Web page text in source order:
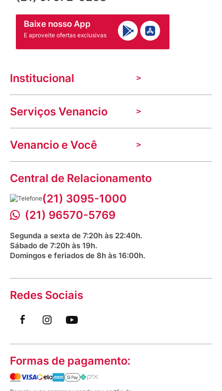
Baixe nosso App
E aproveite ofertas exclusivas
Institucional
A Venancio
Trabalhe Conosco
Nossas lojas
Indique seu imóvel
Aniversário Venancio 2025
Serviços Venancio
Troca e devolução
Mecânica de promoções
Dúvidas frequentes
Prazos e entregas
Bioimpedância Gratuita
Venancio e Você
VClube - Programa de fidelidade
Fale com o farmacêutico
Fale conosco
Procon RJ
Saúde na praça
Central de Relacionamento
(21) 3095-1000
(21) 96570-5769
Segunda a sexta de 7:20h às 22:40h.
Sábado de 7:20h às 19h.
Domingos e feriados de 8h às 16:00h.
Redes Sociais
Formas de pagamento: